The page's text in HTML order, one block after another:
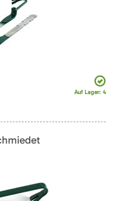
Auf Lager: 4